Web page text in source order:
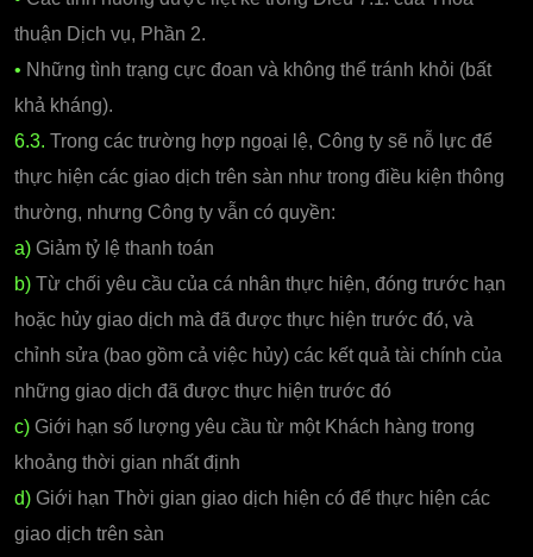
thuận Dịch vụ, Phần 2.
• Những tình trạng cực đoan và không thể tránh khỏi (bất
khả kháng).
6.3. Trong các trường hợp ngoại lệ, Công ty sẽ nỗ lực để
thực hiện các giao dịch trên sàn như trong điều kiện thông
thường, nhưng Công ty vẫn có quyền:
a) Giảm tỷ lệ thanh toán
b) Từ chối yêu cầu của cá nhân thực hiện, đóng trước hạn
hoặc hủy giao dịch mà đã được thực hiện trước đó, và
chỉnh sửa (bao gồm cả việc hủy) các kết quả tài chính của
những giao dịch đã được thực hiện trước đó
c) Giới hạn số lượng yêu cầu từ một Khách hàng trong
khoảng thời gian nhất định
d) Giới hạn Thời gian giao dịch hiện có để thực hiện các
giao dịch trên sàn